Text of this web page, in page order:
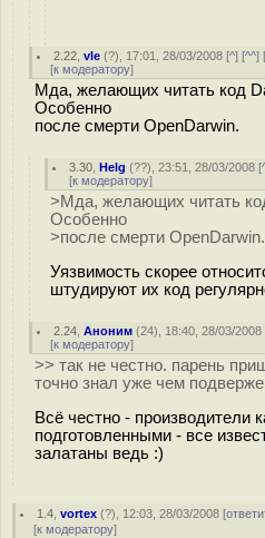
2.22 ,vle (?), 17:01, 28/03/2008 [^] [^^]
[к модератору]
Мда, желающих читать код
Особенно
после смерти OpenDarwin.
3.30 ,Helg (??), 23:51, 28/03/2008 [
[к модератору]
>Мда, желающих читать
Особенно
>после смерти OpenDarwin.
Уязвимость скорее
штудируют их код
2.24 ,Аноним (24), 18:40, 28/03/2008
[к модератору]
>> так не честно. парень
точно знал уже чем
Всё честно - производители
подготовленными - все
залатаны ведь :)
1.4 ,vortex (?), 12:03, 28/03/2008 [
[к модератору]